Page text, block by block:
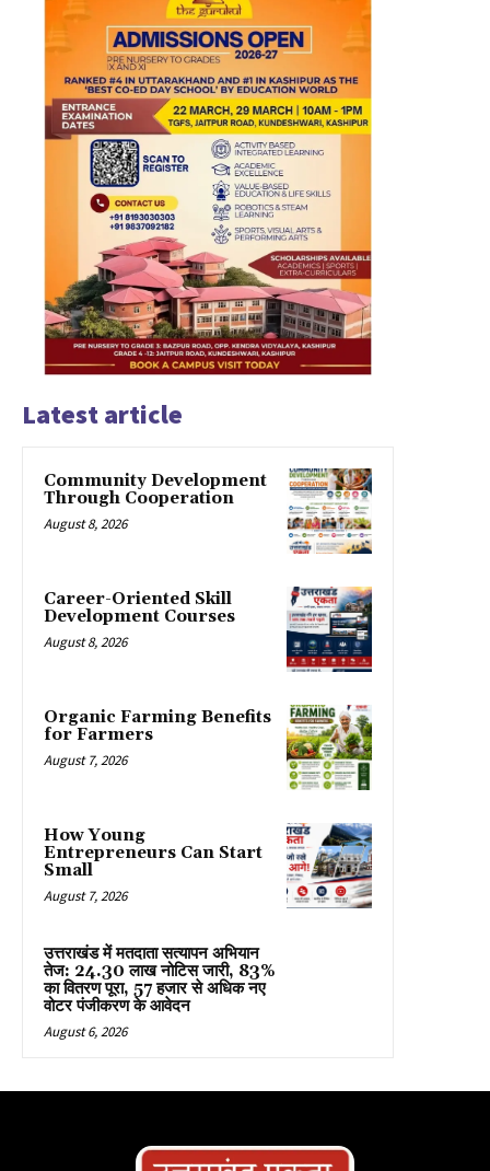
Latest article
Community Development
Through Cooperation
August 8, 2026
Career-Oriented Skill
Development Courses
August 8, 2026
Organic Farming Benefits
for Farmers
August 7, 2026
How Young
Entrepreneurs Can Start
Small
August 7, 2026
उत्तराखंड में मतदाता सत्यापन अभियान
तेज: 24.30 लाख नोटिस जारी, 83%
का वितरण पूरा, 57 हजार से अधिक नए
वोटर पंजीकरण के आवेदन
August 6, 2026